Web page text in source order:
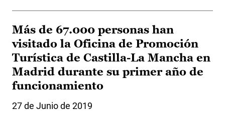
Más de 67.000 personas han
visitado la Oficina de Promoción
Turística de Castilla-La Mancha en
Madrid durante su primer año de
funcionamiento
27 de Junio de 2019